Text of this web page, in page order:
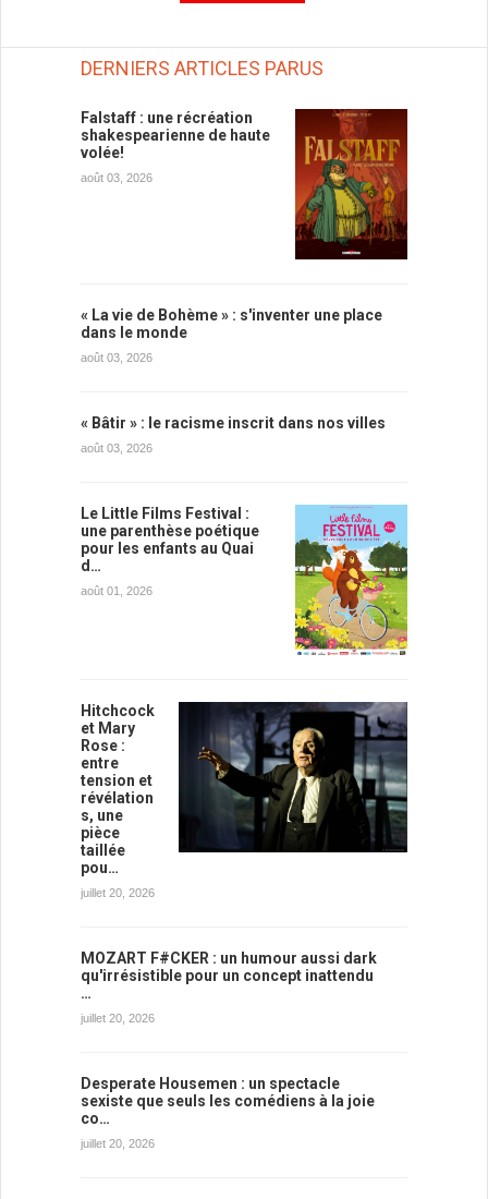
DERNIERS ARTICLES PARUS
Falstaff : une récréation
shakespearienne de haute
volée!
août 03, 2026
« La vie de Bohème » : s'inventer une place
dans le monde
août 03, 2026
« Bâtir » : le racisme inscrit dans nos villes
août 03, 2026
Le Little Films Festival :
une parenthèse poétique
pour les enfants au Quai
d…
août 01, 2026
Hitchcock
et Mary
Rose :
entre
tension et
révélation
s, une
pièce
taillée
pou…
juillet 20, 2026
MOZART F#CKER : un humour aussi dark
qu'irrésistible pour un concept inattendu
…
juillet 20, 2026
Desperate Housemen : un spectacle
sexiste que seuls les comédiens à la joie
co…
juillet 20, 2026